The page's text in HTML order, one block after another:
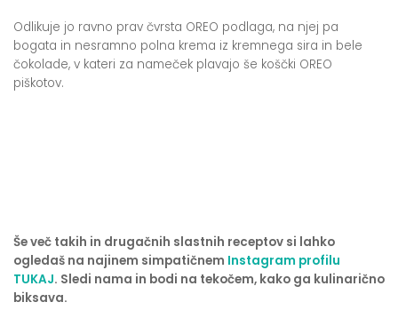
Odlikuje jo ravno prav čvrsta OREO podlaga, na njej pa
bogata in nesramno polna krema iz kremnega sira in bele
čokolade, v kateri za nameček plavajo še koščki OREO
piškotov.
Še več takih in drugačnih slastnih receptov si lahko
ogledaš na najinem simpatičnem Instagram profilu
TUKAJ. Sledi nama in bodi na tekočem, kako ga kulinarično
biksava.